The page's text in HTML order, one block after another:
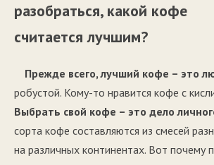
разобраться, какой кофе
считается лучшим?
Прежде всего, лучший кофе – это
робустой. Кому-то нравится кофе с
Выбрать свой кофе – это дело
сорта кофе составляются из смесей
на различных континентах. Вот почему